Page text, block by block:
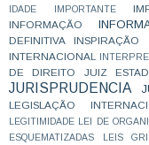
IDADE
IMPORTANTE
INFORMAÇÃO
DEFINITIVA
INSPIRAÇÃO
INTERNACIONAL
DE DIREITO
JUIZ
JURISPRUDENCIA
LEGISLAÇÃO
LEGITIMIDADE LEI DE
ESQUEMATIZADAS
LEIS